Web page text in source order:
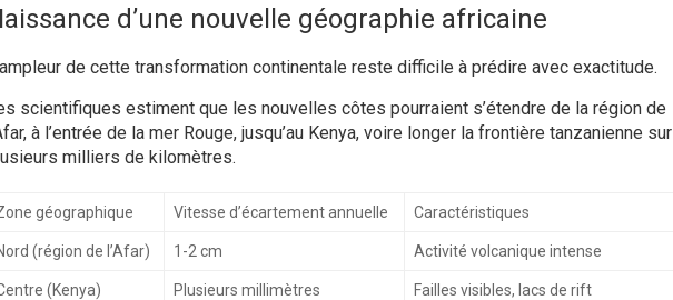
d’une nouvelle géographie africaine
de cette transformation continentale reste difficile à prédire avec exactitude.
scientifiques estiment que les nouvelles côtes pourraient s’étendre de la région de
à l’entrée de la mer Rouge, jusqu’au Kenya, voire longer la frontière tanzanienne sur
milliers de kilomètres.
géographique Vitesse d’écartement annuelle Caractéristiques
(région de l’Afar) 1-2 cm Activité volcanique intense
(Kenya) Plusieurs millimètres Failles visibles, lacs de rift